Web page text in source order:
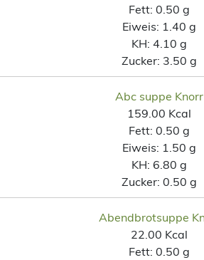
Fett: 0.50 g
Eiweis: 1.40 g
KH: 4.10 g
Zucker: 3.50 g
Abc suppe Knorr
159.00 Kcal
Fett: 0.50 g
Eiweis: 1.50 g
KH: 6.80 g
Zucker: 0.50 g
Abendbrotsuppe
22.00 Kcal
Fett: 0.50 g